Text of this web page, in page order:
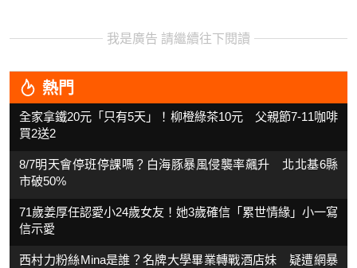
我是廣告 請繼續往下閱讀
熱門
全家拿鐵20元「只有5天」！柳橙綠茶10元 父親節7-11咖啡
買2送2
8/7明天會停班停課嗎？白海豚暴風侵襲率飆升 北北基6縣
市破50%
71歲姜厚任認愛小24歲女友！她3歲確信「累世情緣」小一寫
信示愛
西村力粉絲Mina是誰？名牌大學畢業轉戰酒店妹 疑遭網暴